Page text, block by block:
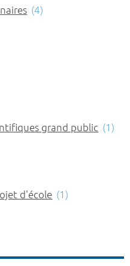
(4)
grand public (1)
d'école (1)